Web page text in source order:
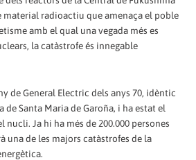
material radioactiu que amenaça el poble
amb el qual una vegada més es
la catàstrofe és innegable
de General Electric dels anys 70, idèntic
de Santa Maria de Garoña, i ha estat el
Ja hi ha més de 200.000 persones
una de les majors catàstrofes de la